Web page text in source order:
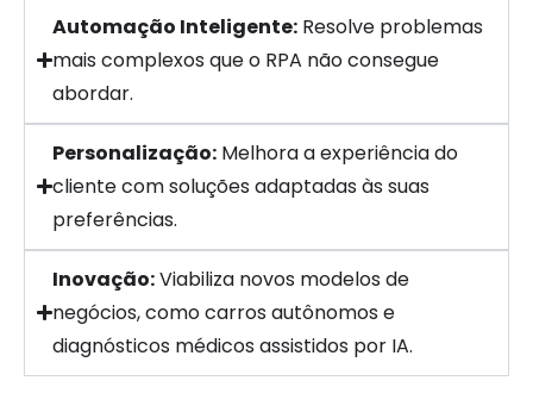
Automação Inteligente: Resolve problemas
mais complexos que o RPA não consegue
abordar.
Personalização: Melhora a experiência do
cliente com soluções adaptadas às suas
preferências.
Inovação:Viabiliza novos modelos de
negócios, como carros autônomos e
diagnósticos médicos assistidos por IA.